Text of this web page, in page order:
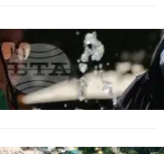
оранжев и жълт